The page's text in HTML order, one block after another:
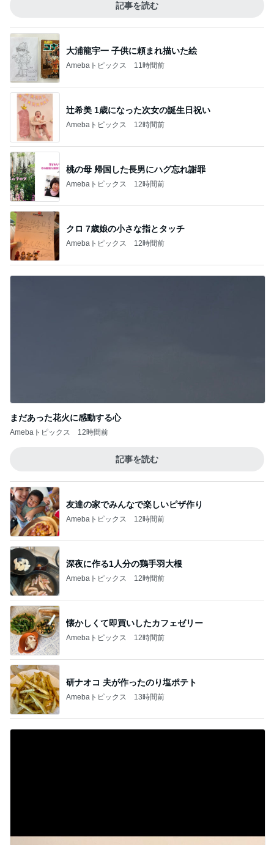
記事を読む
大浦龍宇一 子供に頼まれ描いた絵
Amebaトピックス 11時間前
辻希美 1歳になった次女の誕生日祝い
Amebaトピックス 12時間前
桃の母 帰国した長男にハグ忘れ謝罪
Amebaトピックス 12時間前
クロ 7歳娘の小さな指とタッチ
Amebaトピックス 12時間前
まだあった花火に感動する心
Amebaトピックス 12時間前
記事を読む
友達の家でみんなで楽しいピザ作り
Amebaトピックス 12時間前
深夜に作る1人分の鶏手羽大根
Amebaトピックス 12時間前
懐かしくて即買いしたカフェゼリー
Amebaトピックス 12時間前
研ナオコ 夫が作ったのり塩ポテト
Amebaトピックス 13時間前